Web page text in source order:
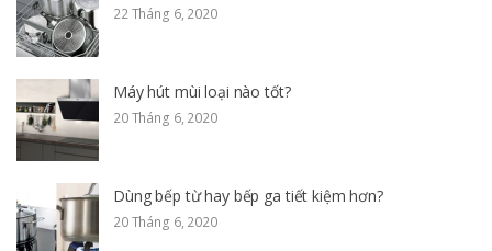
22 Tháng 6, 2020
Máy hút mùi loại nào tốt?
20 Tháng 6, 2020
Dùng bếp từ hay bếp ga tiết kiệm hơn?
20 Tháng 6, 2020